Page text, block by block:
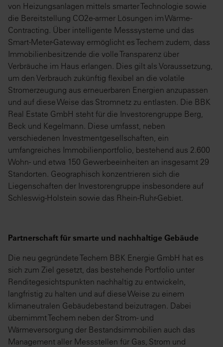
von Heizungsanlagen mittels smarter Technologie sowie
die Bereitstellung CO2e-armer Lösungen im Wärme-
Contracting. Über intelligente Messsysteme und das
Smart-Meter-Gateway ermöglicht es Techem zudem, dass
Immobilienbesitzende die volle Transparenz über
Verbräuche im Haus erlangen. Dies gilt als Voraussetzung,
um den Verbrauch zukünftig flexibel an die volatile
Stromerzeugung aus erneuerbaren Energien anzupassen
und auf diese Weise das Stromnetz zu entlasten. Die BBK
Real Estate GmbH steht für die Investorengruppe Berg,
Beck und Kegelmann. Diese umfasst, neben
verschiedenen Investmentgesellschaften, ein
umfangreiches Immobilienportfolio, bestehend aus 2.600
Wohn- und etwa 150 Gewerbeeinheiten an insgesamt 29
Standorten. Geographisch konzentrieren sich die
Liegenschaften der Investorengruppe insbesondere auf
Schleswig-Holstein sowie das Rhein-Ruhr-Gebiet.
Partnerschaft für smarte und nachhaltige Gebäude
Die neu gegründete Techem BBK Energie GmbH hat es
sich zum Ziel gesetzt, das bestehende Portfolio unter
Renditegesichtspunkten nachhaltig zu entwickeln,
langfristig zu halten und auf diese Weise zu einem
klimaneutralen Gebäudebestand beizutragen. Dabei
übernimmt Techem neben der Strom- und
Wärmeversorgung der Bestandsimmobilien auch das
Management aller Messstellen für Gas, Strom und